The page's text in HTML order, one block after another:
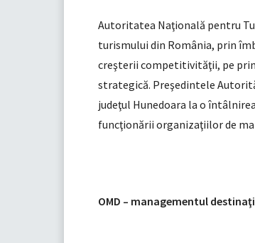
Autoritatea Naţională pentru
turismului din România, prin
creşterii competitivităţii, pe
strategică. Preşedintele
judeţul Hunedoara la o
funcţionării organizaţiilor de
OMD – managementul